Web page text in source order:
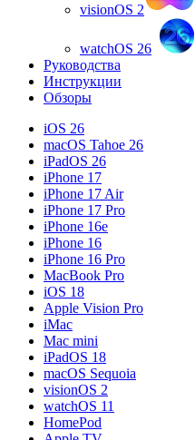
visionOS 2
watchOS 26
Руководства
Инструкции
Обзоры
iOS 26
macOS Tahoe 26
iPadOS 26
iPhone 17
iPhone 17 Air
iPhone 17 Pro
iPhone 16e
iPhone 16
iPhone 16 Pro
MacBook Pro
iOS 18
Apple Vision Pro
iMac
Mac mini
iPadOS 18
macOS Sequoia
visionOS 2
watchOS 11
HomePod